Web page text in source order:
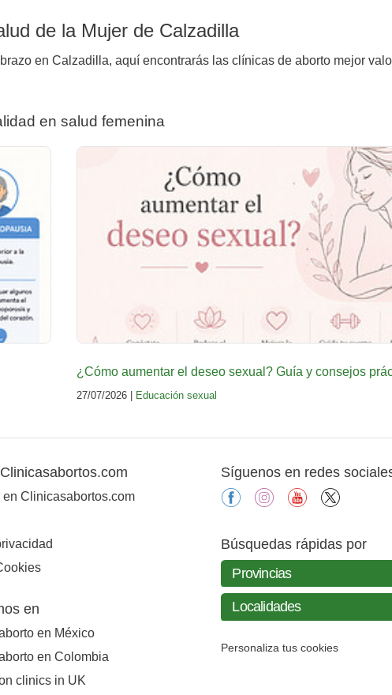
de la Mujer de Calzadilla
en Calzadilla, aquí encontrarás las clínicas de aborto mejor
en salud femenina
¿Cómo aumentar el deseo sexual? Guía y consejos
27/07/2026 | Educación sexual
Clinicasabortos.com
en
en México
en Colombia
clinics in UK
Síguenos en redes
facebookinstagramyoutube
Búsquedas rápidas por
Personaliza tus cookies